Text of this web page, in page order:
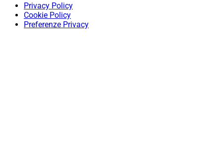
Privacy Policy
Cookie Policy
Preferenze Privacy